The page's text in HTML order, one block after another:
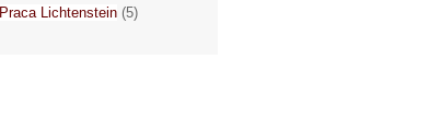
Praca Lichtenstein (5)